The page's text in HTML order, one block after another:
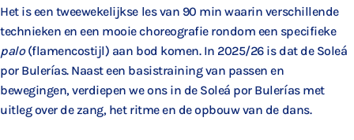
Het is een tweewekelijkse les van 90 min waarin verschillende
technieken en een mooie choreografie rondom een specifieke
palo(flamencostijl) aan bod komen. In 2025/26 is dat de Soleá
por Bulerías. Naast een basistraining van passen en
bewegingen, verdiepen we ons in de Soleá por Bulerías met
uitleg over de zang, het ritme en de opbouw van de dans.